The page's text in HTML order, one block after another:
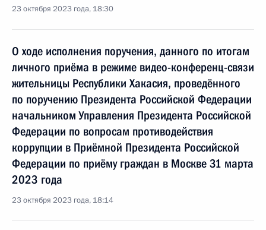
23 октября 2023 года, 18:30
О ходе исполнения поручения, данного по итогам
личного приёма в режиме видео-конференц-связи
жительницы Республики Хакасия, проведённого
по поручению Президента Российской Федерации
начальником Управления Президента Российской
Федерации по вопросам противодействия
коррупции в Приёмной Президента Российской
Федерации по приёму граждан в Москве 31 марта
2023 года
23 октября 2023 года, 18:14